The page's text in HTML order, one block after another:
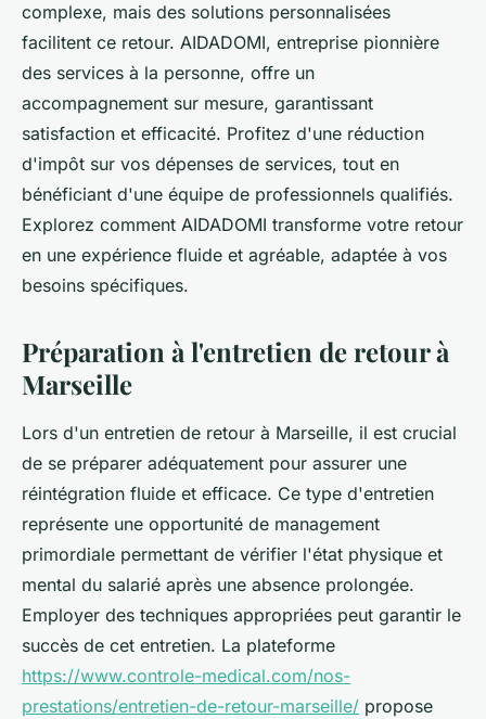
complexe, mais des solutions personnalisées
facilitent ce retour. AIDADOMI, entreprise pionnière
des services à la personne, offre un
accompagnement sur mesure, garantissant
satisfaction et efficacité. Profitez d'une réduction
d'impôt sur vos dépenses de services, tout en
bénéficiant d'une équipe de professionnels qualifiés.
Explorez comment AIDADOMI transforme votre retour
en une expérience fluide et agréable, adaptée à vos
besoins spécifiques.
Préparation à l'entretien de retour à
Marseille
Lors d'un entretien de retour à Marseille, il est crucial
de se préparer adéquatement pour assurer une
réintégration fluide et efficace. Ce type d'entretien
représente une opportunité de management
primordiale permettant de vérifier l'état physique et
mental du salarié après une absence prolongée.
Employer des techniques appropriées peut garantir le
succès de cet entretien. La plateforme
https://www.controle-medical.com/nos-
prestations/entretien-de-retour-marseille/ propose